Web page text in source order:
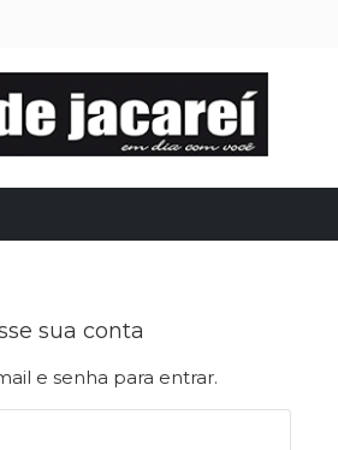
sua conta
e senha para entrar.